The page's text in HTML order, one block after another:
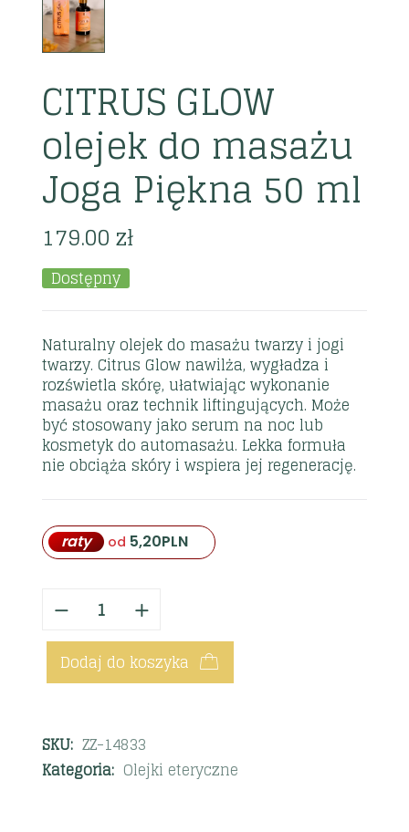
CITRUS GLOW
olejek do masażu
Joga Piękna 50 ml
179.00zł
Dostępny
Naturalny olejek do masażu twarzy i jogi
twarzy. Citrus Glow nawilża, wygładza i
rozświetla skórę, ułatwiając wykonanie
masażu oraz technik liftingujących. Może
być stosowany jako serum na noc lub
kosmetyk do automasażu. Lekka formuła
nie obciąża skóry i wspiera jej regenerację.
raty od 5,20PLN
Dodaj do koszyka
SKU: ZZ-14833
Kategoria: Olejki eteryczne